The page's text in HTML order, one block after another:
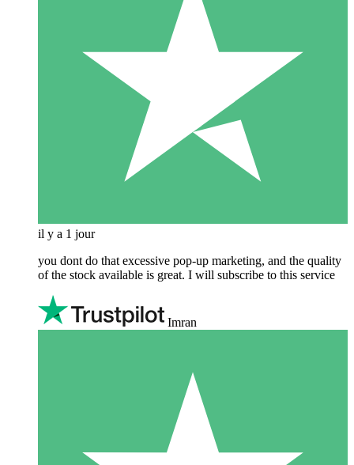
il y a 1 jour
you dont do that excessive pop-up marketing, and the quality
of the stock available is great. I will subscribe to this service
Imran